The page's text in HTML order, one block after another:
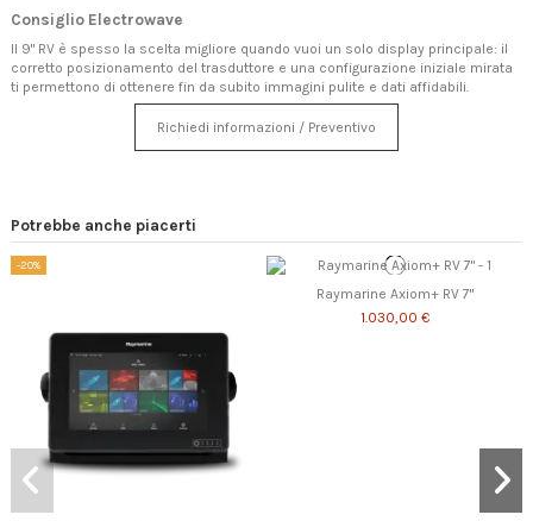
Consiglio Electrowave
Il 9" RV è spesso la scelta migliore quando vuoi un solo display principale: il
corretto posizionamento del trasduttore e una configurazione iniziale mirata
ti permettono di ottenere fin da subito immagini pulite e dati affidabili.
Richiedi informazioni / Preventivo
Potrebbe anche piacerti
-20%
Raymarine Axiom+ RV 7"
1.030,00 €